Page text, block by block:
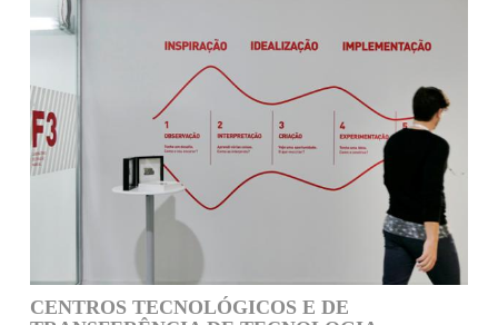
CENTROS TECNOLÓGICOS E DE